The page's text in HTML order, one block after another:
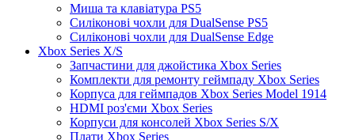
Миша та клавіатура PS5
Силіконові чохли для DualSense PS5
Силіконові чохли для DualSense Edge
Xbox Series X/S
Запчастини для джойстика Xbox Series
Комплекти для ремонту геймпаду Xbox Series
Корпуса для геймпадов Xbox Series Model 1914
HDMI роз'єми Xbox Series
Корпуси для консолей Xbox Series S/X
Плати Xbox Series